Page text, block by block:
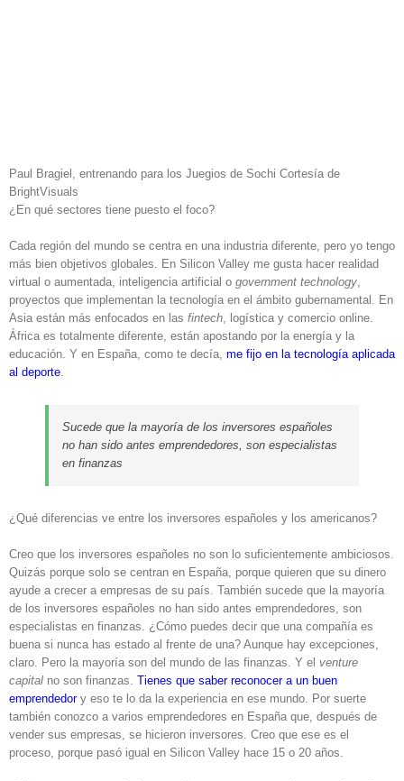
Paul Bragiel, entrenando para los Juegios de Sochi Cortesía de
BrightVisuals
¿En qué sectores tiene puesto el foco?
Cada región del mundo se centra en una industria diferente, pero yo tengo
más bien objetivos globales. En Silicon Valley me gusta hacer realidad
virtual o aumentada, inteligencia artificial o government technology,
proyectos que implementan la tecnología en el ámbito gubernamental. En
Asia están más enfocados en las fintech, logística y comercio online.
África es totalmente diferente, están apostando por la energía y la
educación. Y en España, como te decía, me fijo en la tecnología aplicada
al deporte.
Sucede que la mayoría de los inversores españoles
no han sido antes emprendedores, son especialistas
en finanzas
¿Qué diferencias ve entre los inversores españoles y los americanos?
Creo que los inversores españoles no son lo suficientemente ambiciosos.
Quizás porque solo se centran en España, porque quieren que su dinero
ayude a crecer a empresas de su país. También sucede que la mayoría
de los inversores españoles no han sido antes emprendedores, son
especialistas en finanzas. ¿Cómo puedes decir que una compañía es
buena si nunca has estado al frente de una? Aunque hay excepciones,
claro. Pero la mayoría son del mundo de las finanzas. Y el venture
capital no son finanzas. Tienes que saber reconocer a un buen
emprendedory eso te lo da la experiencia en ese mundo. Por suerte
también conozco a varios emprendedores en España que, después de
vender sus empresas, se hicieron inversores. Creo que ese es el
proceso, porque pasó igual en Silicon Valley hace 15 o 20 años.